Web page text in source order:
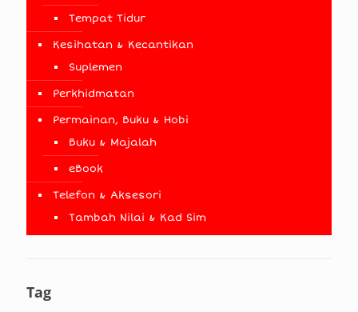
Tempat Tidur
Kesihatan & Kecantikan
Suplemen
Perkhidmatan
Permainan, Buku & Hobi
Buku & Majalah
eBook
Telefon & Aksesori
Tambah Nilai & Kad Sim
Tag